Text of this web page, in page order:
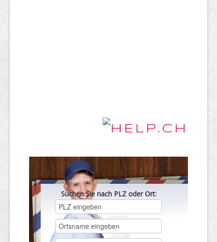
Suchen Sie nach PLZ oder Ort: